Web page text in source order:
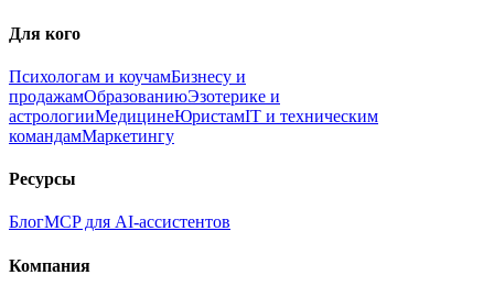
Для кого
Психологам и коучамБизнесу и
продажамОбразованиюЭзотерике и
астрологииМедицинеЮристамIT и техническим
командамМаркетингу
Ресурсы
БлогMCP для AI-ассистентов
Компания